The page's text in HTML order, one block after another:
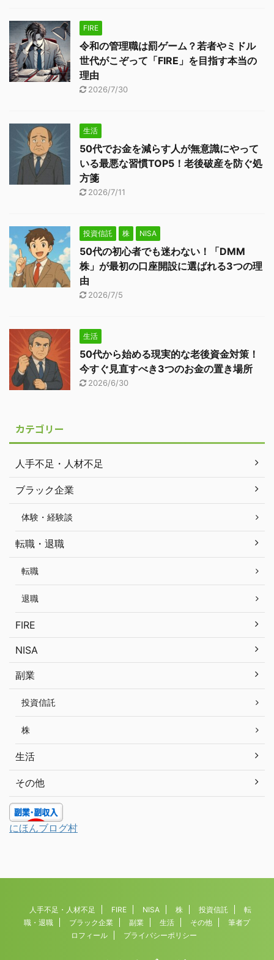
FIRE
令和の管理職は罰ゲーム？若者やミドル
世代がこぞって「FIRE」を目指す本当の
理由
2026/7/30
生活
50代でお金を減らす人が無意識にやって
いる最悪な習慣TOP5！老後破産を防ぐ処
方箋
2026/7/11
投資信託 株 NISA
50代の初心者でも迷わない！「DMM
株」が最初の口座開設に選ばれる3つの理
由
2026/7/5
生活
50代から始める現実的な老後資金対策！
今すぐ見直すべき3つのお金の置き場所
2026/6/30
カテゴリー
人手不足・人材不足
ブラック企業
体験・経験談
転職・退職
転職
退職
FIRE
NISA
副業
投資信託
株
生活
その他
にほんブログ村
人手不足・人材不足 FIRE NISA 株 投資信託
転
職・退職
ブラック企業 副業 生活 その他
筆者プ
ロフィール
プライバシーポリシー